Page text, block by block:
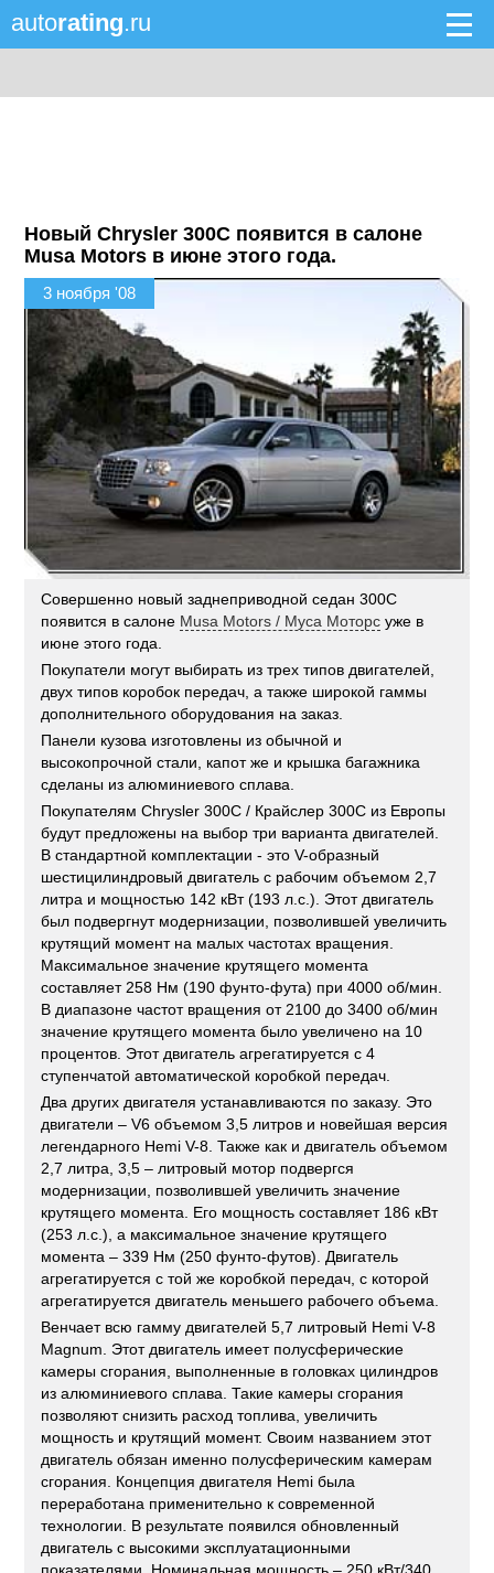
autorating.ru
Новый Chrysler 300С появится в салоне
Musa Motors в июне этого года.
3 ноября '08
Совершенно новый заднеприводной седан 300C
появится в салоне Musa Motors / Муса Моторс уже в
июне этого года.
Покупатели могут выбирать из трех типов двигателей,
двух типов коробок передач, а также широкой гаммы
дополнительного оборудования на заказ.
Панели кузова изготовлены из обычной и
высокопрочной стали, капот же и крышка багажника
сделаны из алюминиевого сплава.
Покупателям Chrysler 300C / Крайслер 300С из Европы
будут предложены на выбор три варианта двигателей.
В стандартной комплектации - это V-образный
шестицилиндровый двигатель с рабочим объемом 2,7
литра и мощностью 142 кВт (193 л.с.). Этот двигатель
был подвергнут модернизации, позволившей увеличить
крутящий момент на малых частотах вращения.
Максимальное значение крутящего момента
составляет 258 Нм (190 фунто-фута) при 4000 об/мин.
В диапазоне частот вращения от 2100 до 3400 об/мин
значение крутящего момента было увеличено на 10
процентов. Этот двигатель агрегатируется с 4
ступенчатой автоматической коробкой передач.
Два других двигателя устанавливаются по заказу. Это
двигатели – V6 объемом 3,5 литров и новейшая версия
легендарного Hemi V-8. Также как и двигатель объемом
2,7 литра, 3,5 – литровый мотор подвергся
модернизации, позволившей увеличить значение
крутящего момента. Его мощность составляет 186 кВт
(253 л.с.), а максимальное значение крутящего
момента – 339 Нм (250 фунто-футов). Двигатель
агрегатируется с той же коробкой передач, с которой
агрегатируется двигатель меньшего рабочего объема.
Венчает всю гамму двигателей 5,7 литровый Hemi V-8
Magnum. Этот двигатель имеет полусферические
камеры сгорания, выполненные в головках цилиндров
из алюминиевого сплава. Такие камеры сгорания
позволяют снизить расход топлива, увеличить
мощность и крутящий момент. Своим названием этот
двигатель обязан именно полусферическим камерам
сгорания. Концепция двигателя Hemi была
переработана применительно к современной
технологии. В результате появился обновленный
двигатель с высокими эксплуатационными